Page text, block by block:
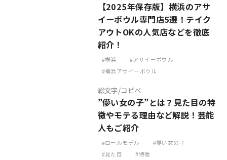
【2025年保存版】横浜のアサ
イーボウル専門店5選！テイク
アウトOKの人気店などを徹底
紹介！
横浜
アサイーボウル
横浜アサイーボウル
絵文字/コピペ
”儚い女の子”とは？見た目の特
徴やモテる理由など解説！芸能
人もご紹介
ロールモデル
儚い女の子
見た目
特徴